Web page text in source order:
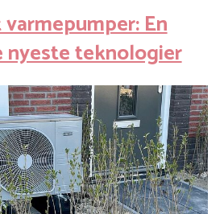
En
nyeste teknologier